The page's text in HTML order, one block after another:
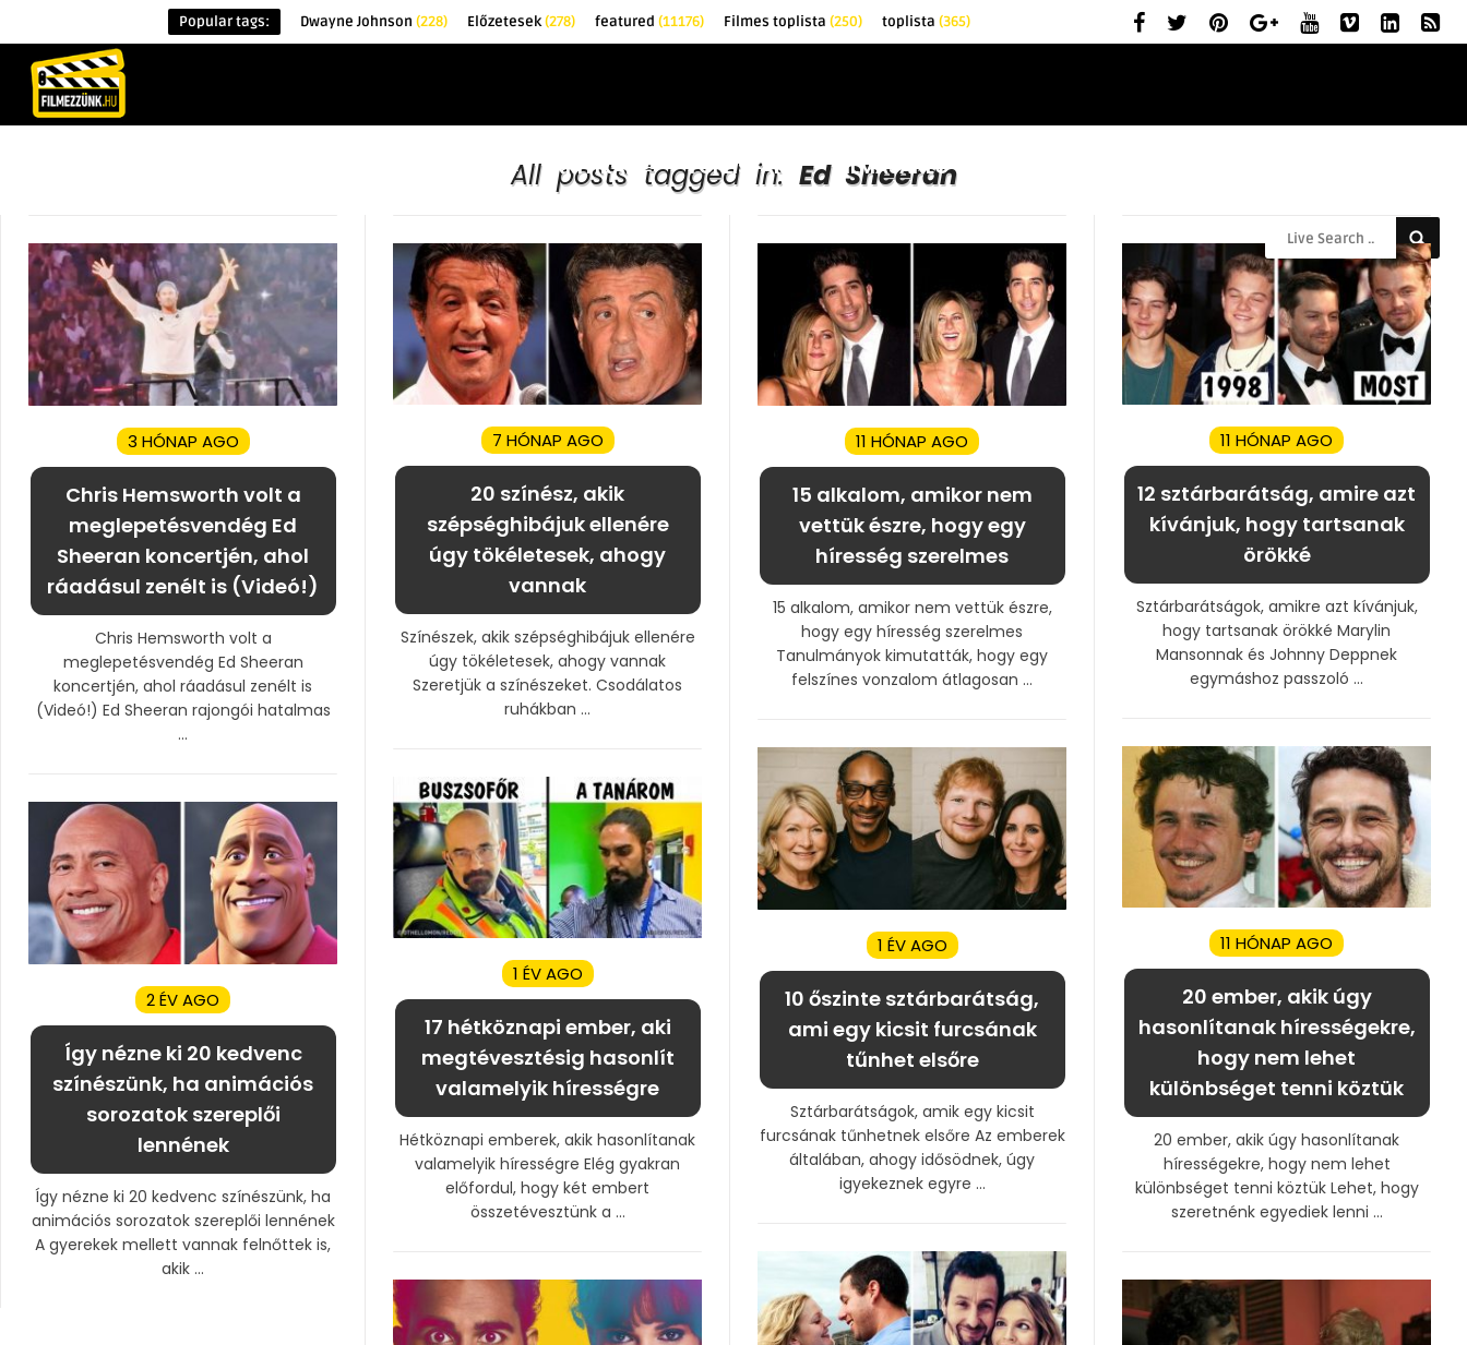
Popular tags: Dwayne Johnson (228) Előzetesek(278) featured (11176) Filmes toplista (250) toplista (365)
KRITIKÁK TOPLISTÁK FILMAJÁNLÓ
All posts tagged in: Ed Sheeran
3 HÓNAP AGO
Chris Hemsworth volt a
meglepetésvendég Ed
Sheeran koncertjén, ahol
ráadásul zenélt is (Videó!)
Chris Hemsworth volt a
meglepetésvendég Ed Sheeran
koncertjén, ahol ráadásul zenélt is
(Videó!) Ed Sheeran rajongói hatalmas
...
7 HÓNAP AGO
20 színész, akik
szépséghibájuk ellenére
úgy tökéletesek, ahogy
vannak
Színészek, akik szépséghibájuk ellenére
úgy tökéletesek, ahogy vannak
Szeretjük a színészeket. Csodálatos
ruhákban ...
11 HÓNAP AGO
15 alkalom, amikor nem
vettük észre, hogy egy
híresség szerelmes
15 alkalom, amikor nem vettük észre,
hogy egy híresség szerelmes
Tanulmányok kimutatták, hogy egy
felszínes vonzalom átlagosan ...
11 HÓNAP AGO
12 sztárbarátság, amire azt
kívánjuk, hogy tartsanak
örökké
Sztárbarátságok, amikre azt kívánjuk,
hogy tartsanak örökké Marylin
Mansonnak és Johnny Deppnek
egymáshoz passzoló ...
11 HÓNAP AGO
20 ember, akik úgy
hasonlítanak hírességekre,
hogy nem lehet
különbséget tenni köztük
20 ember, akik úgy hasonlítanak
hírességekre, hogy nem lehet
különbséget tenni köztük Lehet, hogy
szeretnénk egyediek lenni ...
1 ÉV AGO
10 őszinte sztárbarátság,
ami egy kicsit furcsának
tűnhet elsőre
Sztárbarátságok, amik egy kicsit
furcsának tűnhetnek elsőre Az emberek
általában, ahogy idősödnek, úgy
igyekeznek egyre ...
1 ÉV AGO
17 hétköznapi ember, aki
megtévesztésig hasonlít
valamelyik hírességre
Hétköznapi emberek, akik hasonlítanak
valamelyik hírességre Elég gyakran
előfordul, hogy két embert
összetévesztünk a ...
2 ÉV AGO
Így nézne ki 20 kedvenc
színészünk, ha animációs
sorozatok szereplői
lennének
Így nézne ki 20 kedvenc színészünk, ha
animációs sorozatok szereplői lennének
A gyerekek mellett vannak felnőttek is,
akik ...